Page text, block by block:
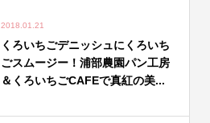
2018.01.21
くろいちごデニッシュにくろいち
ごスムージー！浦部農園パン工房
＆くろいちごCAFEで真紅の美...